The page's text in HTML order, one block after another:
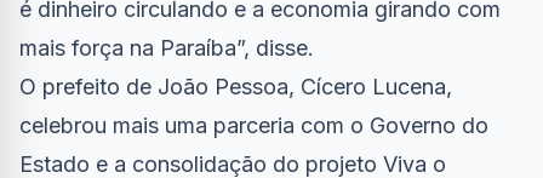
é dinheiro circulando e a economia girando com
mais força na Paraíba”, disse.
O prefeito de João Pessoa, Cícero Lucena,
celebrou mais uma parceria com o Governo do
Estado e a consolidação do projeto Viva o